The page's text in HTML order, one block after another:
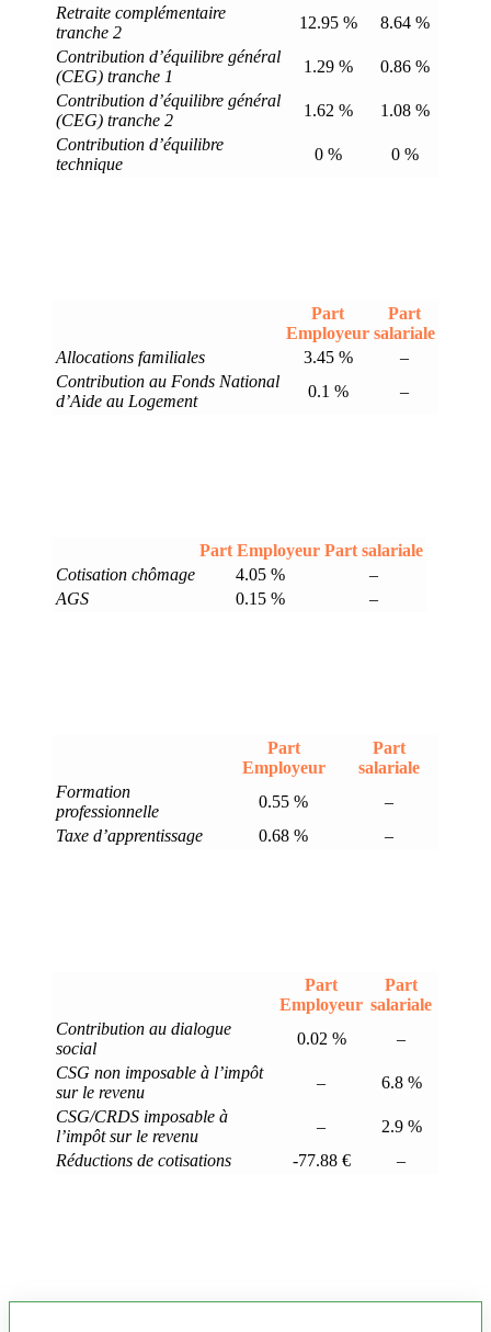
Retraite complémentaire
tranche 2
12.95 %
8.64 %
Contribution d’équilibre général
(CEG) tranche 1
1.29 %
0.86 %
Contribution d’équilibre général
(CEG) tranche 2
1.62 %
1.08 %
Contribution d’équilibre
technique
0 % 0 %
Part
Employeur
Part
salariale
Allocations familiales
3.45 %
–
Contribution au Fonds National
d’Aide au Logement
0.1 % –
Part Employeur Part salariale
Cotisation chômage
4.05 %
–
AGS
0.15 % –
Part
Employeur
Part
salariale
Formation
professionnelle
0.55 %
–
Taxe d’apprentissage
0.68 % –
Part
Employeur
Part
salariale
Contribution au dialogue
social
0.02 %
–
CSG non imposable à l’impôt
sur le revenu
–
6.8 %
CSG/CRDS imposable à
l’impôt sur le revenu
–
2.9 %
Réductions de cotisations
-77.88 € –